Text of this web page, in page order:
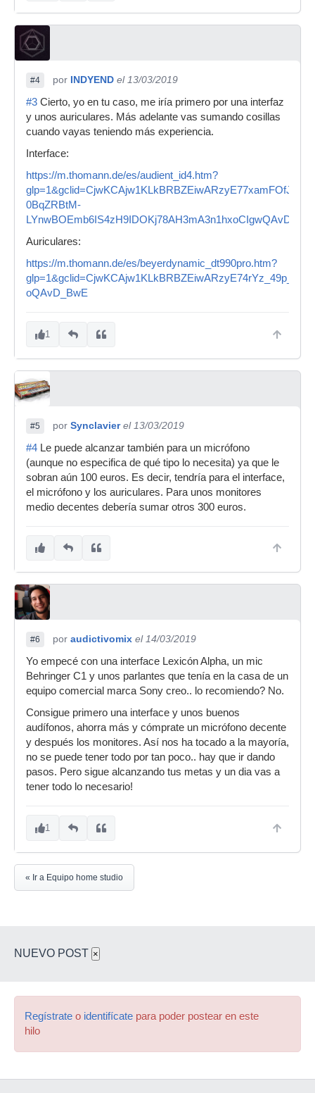
#4 por INDYEND el 13/03/2019
#3 Cierto, yo en tu caso, me iría primero por una interfaz
y unos auriculares. Más adelante vas sumando cosillas
cuando vayas teniendo más experiencia.
Interface:
https://m.thomann.de/es/audient_id4.htm?
glp=1&gclid=CjwKCAjw1KLkBRBZEiwARzyE77xamFOfJL9-
0BqZRBtM-
Auriculares:
https://m.thomann.de/es/beyerdynamic_dt990pro.htm?
oQAvD_BwE
1
#5 por Synclavier el 13/03/2019
#4 Le puede alcanzar también para un micrófono
(aunque no especifica de qué tipo lo necesita) ya que le
sobran aún 100 euros. Es decir, tendría para el interface,
el micrófono y los auriculares. Para unos monitores
medio decentes debería sumar otros 300 euros.
#6 por audictivomix el 14/03/2019
Yo empecé con una interface Lexicón Alpha, un mic
Behringer C1 y unos parlantes que tenía en la casa de un
equipo comercial marca Sony creo.. lo recomiendo? No.
Consigue primero una interface y unos buenos
audífonos, ahorra más y cómprate un micrófono decente
y después los monitores. Así nos ha tocado a la mayoría,
no se puede tener todo por tan poco.. hay que ir dando
pasos. Pero sigue alcanzando tus metas y un dia vas a
tener todo lo necesario!
1
« Ir a Equipo home studio
NUEVO POST ×
Regístrate o identifícate para poder postear en este
hilo